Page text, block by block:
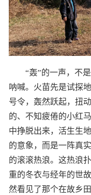
“轰”的一声，不
呐喊。火苗先是试探
号令，轰然跃起，扭
的、不知疲倦的小红
中挣脱出来，活生生
的意象，而是一阵真
的滚滚热浪。这热浪
重的冬衣与经年的世
然看见了那个在故乡